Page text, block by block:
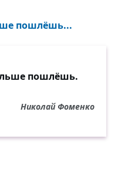
пошлёшь...
пошлёшь.
Николай Фоменко